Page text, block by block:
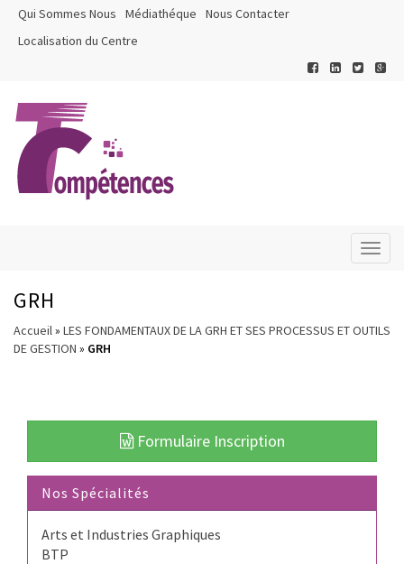
Qui Sommes Nous Médiathéque
Nous Contacter
Localisation du Centre
GRH
Accueil» LES FONDAMENTAUX DE LA GRH ET SES PROCESSUS ET OUTILS
DE GESTION » GRH
Formulaire Inscription
Nos Spécialités
Arts et Industries Graphiques
BTP